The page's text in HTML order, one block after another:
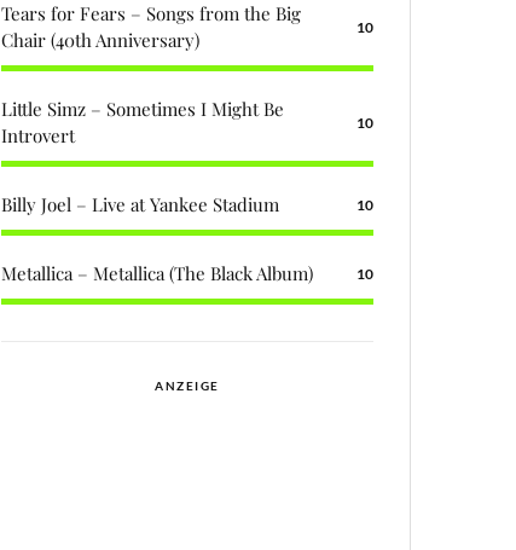
Tears for Fears – Songs from the Big
Chair (40th Anniversary)
10
Little Simz – Sometimes I Might Be
Introvert
10
Billy Joel – Live at Yankee Stadium 10
Metallica – Metallica (The Black Album) 10
ANZEIGE